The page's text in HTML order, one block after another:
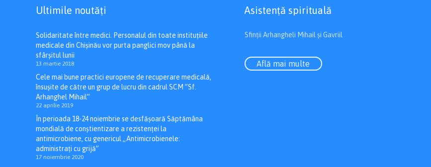
Ultimile noutăți
Solidaritate între medici. Personalul din toate instituțiile
medicale din Chișinău vor purta panglici mov până la
sfârșitul lunii
13 martie 2018
Cele mai bune practici europene de recuperare medicală,
însușite de către un grup de lucru din cadrul SCM ”Sf.
Arhanghel Mihail”
22 aprilie 2019
În perioada 18-24 noiembrie se desfășoară Săptămâna
mondială de conștientizare a rezistenței la
antimicrobiene, cu genericul „Antimicrobienele:
administrați cu grijă”
17 noiembrie 2020
Asistenţă spirituală
Sfinții Arhangheli Mihail și Gavriil
Află mai multe